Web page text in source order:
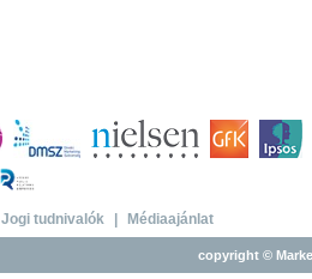
Jogi tudnivalók Médiaajánlat
copyright ©